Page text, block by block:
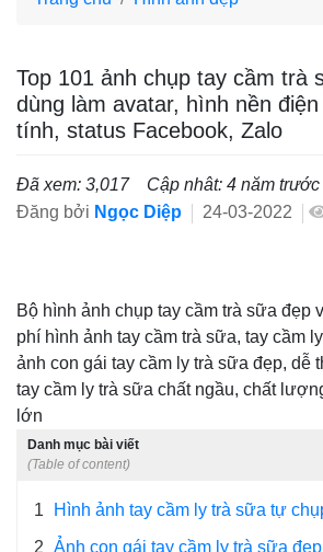
Top 101 ảnh chụp tay cầm trà
dùng làm avatar, hình nền
tính, status Facebook, Zalo
Đã xem: 3,017
Cập nhât: 4 năm trước
Đăng bởi Ngọc Diệp 24-03-2022
Bộ hình ảnh chụp tay cầm trà sữa đẹp
phí hình ảnh tay cầm trà sữa, tay cầm
ảnh con gái tay cầm ly trà sữa đẹp, dễ
tay cầm ly trà sữa chất ngầu, chất
lớn
Danh mục bài viết
(Table of content)
1
Hình ảnh tay cầm ly trà sữa tự
2 Ảnh con gái tay cầm ly trà sữa